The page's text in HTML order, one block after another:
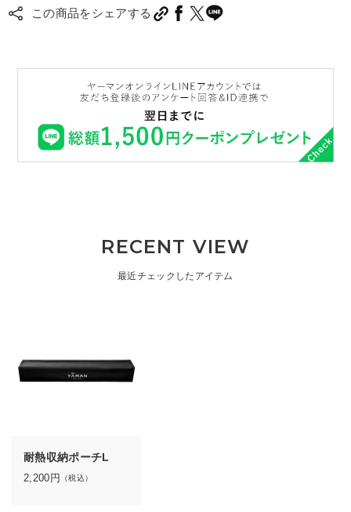
この商品をシェアする
RECENT VIEW
最近チェックしたアイテム
耐熱収納ポーチL
2,200 円 （税込）